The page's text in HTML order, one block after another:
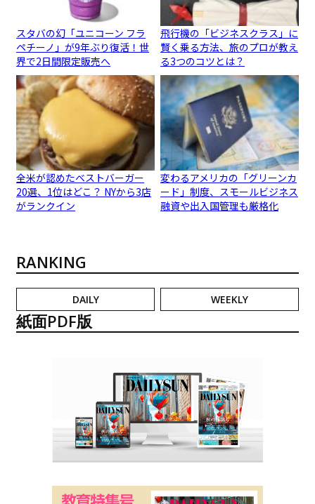
スタバの幻「ユニコーン フラ
ペチーノ」が9年ぶり復活！世
界で2日間限定販売へ
飛行機の「ビジネスクラス」に
賢く乗る方法、旅のプロが教え
る3つのコツとは？
全米が認めたベストバーガー
20選、1位はどこ？ NYから3店
がランクイン
変わるアメリカの「グリーンカ
ード」制度、スモールビジネス
融資や出入国管理も厳格化
RANKING
DAILY WEEKLY
紙面PDF版